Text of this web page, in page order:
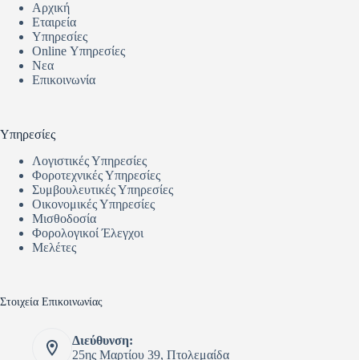
Αρχική
Εταιρεία
Υπηρεσίες
Online Υπηρεσίες
Νεα
Επικοινωνία
Υπηρεσίες
Λογιστικές Υπηρεσίες
Φοροτεχνικές Υπηρεσίες
Συμβουλευτικές Υπηρεσίες
Οικονομικές Υπηρεσίες
Μισθοδοσία
Φορολογικοί Έλεγχοι
Μελέτες
Στοιχεία Επικοινωνίας
Διεύθυνση:
25ης Μαρτίου 39, Πτολεμαίδα